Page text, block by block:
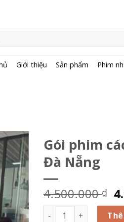
Giới thiệu Sản phẩm Phim
Add to
wishlist
Gói phim
Đà Nẵng
4.500.000₫
Gói phim cách nhiệt